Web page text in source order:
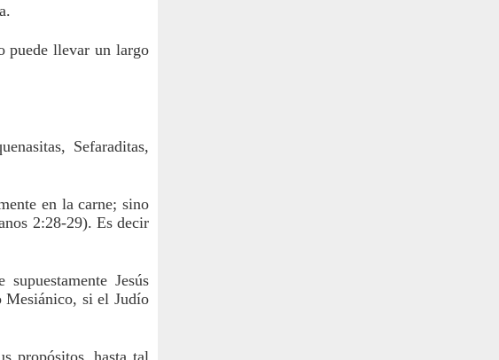
puede llevar un largo
Sefaraditas,
en la carne; sino
2:28-29). Es decir
Jesús
Mesiánico, si el Judío
propósitos, hasta tal